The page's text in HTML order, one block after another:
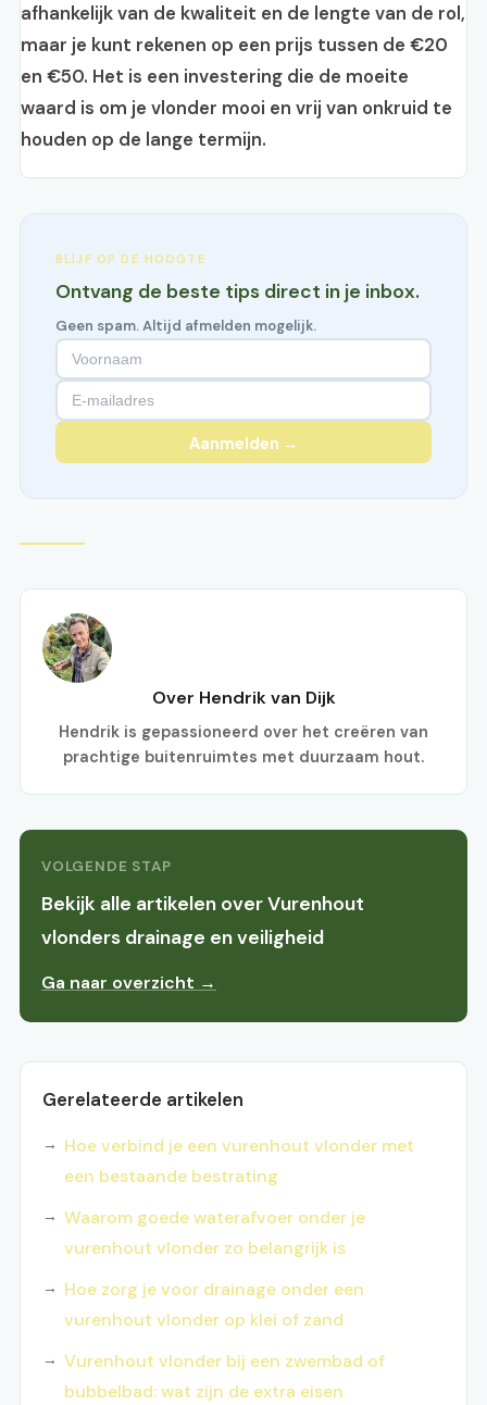
afhankelijk van de kwaliteit en de lengte van de rol,
maar je kunt rekenen op een prijs tussen de €20
en €50. Het is een investering die de moeite
waard is om je vlonder mooi en vrij van onkruid te
houden op de lange termijn.
BLIJF OP DE HOOGTE
Ontvang de beste tips direct in je inbox.
Geen spam. Altijd afmelden mogelijk.
Aanmelden →
Over Hendrik van Dijk
Hendrik is gepassioneerd over het creëren van
prachtige buitenruimtes met duurzaam hout.
VOLGENDE STAP
Bekijk alle artikelen over Vurenhout
vlonders drainage en veiligheid
Ga naar overzicht →
Gerelateerde artikelen
Hoe verbind je een vurenhout vlonder met
een bestaande bestrating
Waarom goede waterafvoer onder je
vurenhout vlonder zo belangrijk is
Hoe zorg je voor drainage onder een
vurenhout vlonder op klei of zand
Vurenhout vlonder bij een zwembad of
bubbelbad: wat zijn de extra eisen